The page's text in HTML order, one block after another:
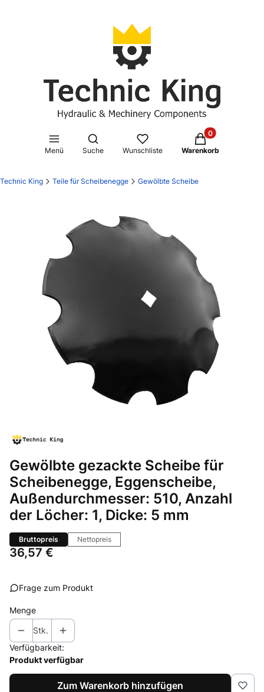
Menü
Suchmaschine öffnen
Suche Wunschliste
Produkte im
Warenkorb
Technic King Teile für Scheibenegge Gewölbte Scheibe
Gewölbte gezackte Scheibe für
Scheibenegge, Eggenscheibe,
Außendurchmesser: 510, Anzahl
der Löcher: 1, Dicke: 5 mm
Bruttopreis Nettopreis
Preis
36,57 €
Frage zum Produkt
Menge
Stk.
Verfügbarkeit:
Produkt verfügbar
Zum Warenkorb hinzufügen